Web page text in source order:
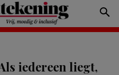
iedereen liegt,